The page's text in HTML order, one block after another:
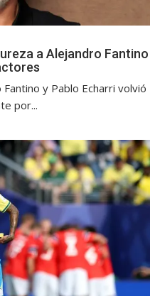
a Alejandro Fantino
y Pablo Echarri volvió
por...